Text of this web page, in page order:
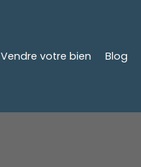
Vendre votre bien Blog